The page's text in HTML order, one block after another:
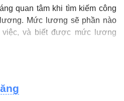
quan tâm khi tìm kiếm công
Mức lương sẽ phần nào
việc, và biết được mức lương